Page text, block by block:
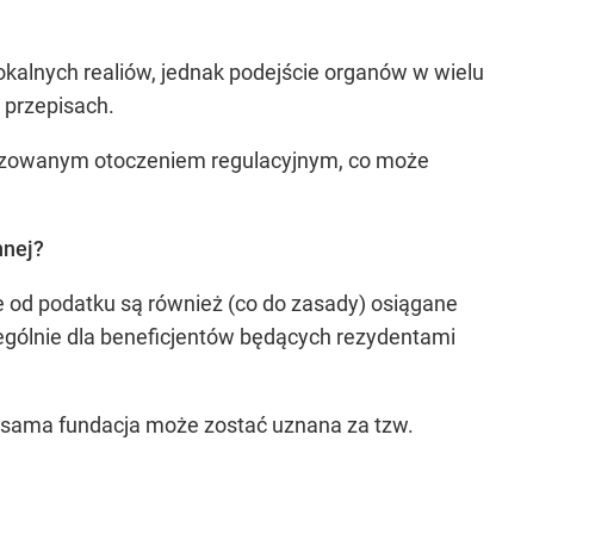
realiów, jednak podejście organów w wielu
otoczeniem regulacyjnym, co może
podatku są również (co do zasady) osiągane
dla beneficjentów będących rezydentami
fundacja może zostać uznana za tzw.